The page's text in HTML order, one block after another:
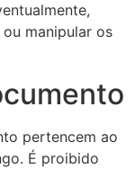
manipular os
pertencem ao
É proibido